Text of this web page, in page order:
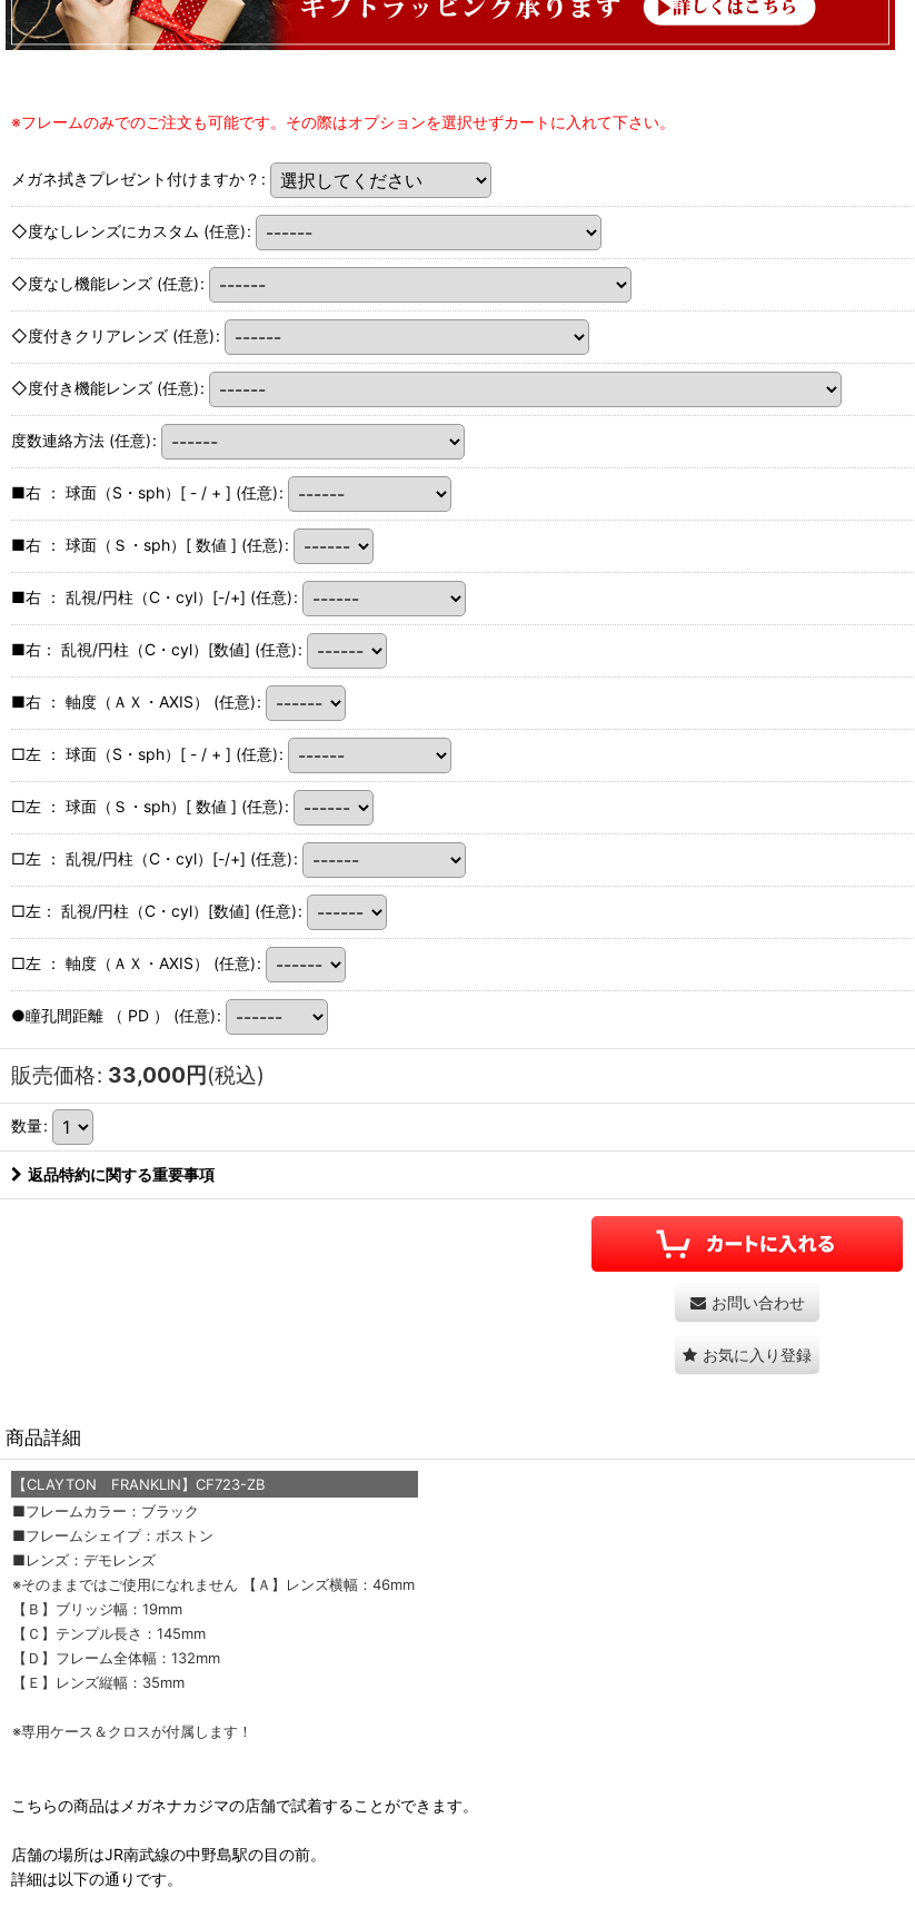
※フレームのみでのご注文も可能です。その際はオプションを選択せずカートに入れて下さい。
メガネ拭きプレゼント付けますか？ :
◇度なしレンズにカスタム (任意):
◇度なし機能レンズ (任意):
◇度付きクリアレンズ (任意):
◇度付き機能レンズ (任意):
度数連絡方法 (任意):
■右 ： 球面（S・sph）[ - / + ] (任意):
■右 ： 球面（Ｓ・sph）[ 数値 ] (任意):
■右 ： 乱視/円柱（C・cyl）[-/+] (任意):
■右： 乱視/円柱（C・cyl）[数値] (任意):
■右 ： 軸度（ＡＸ・AXIS） (任意):
□左 ： 球面（S・sph）[ - / + ] (任意):
□左 ： 球面（Ｓ・sph）[ 数値 ] (任意):
□左 ： 乱視/円柱（C・cyl）[-/+] (任意):
□左： 乱視/円柱（C・cyl）[数値] (任意):
□左 ： 軸度（ＡＸ・AXIS） (任意):
●瞳孔間距離 （ PD ） (任意):
販売価格: 33,000 円 (税込)
数量:
返品特約に関する重要事項
お問い合わせ
お気に入り登録
商品詳細
【CLAYTON FRANKLIN】CF723-ZB
■フレームカラー：ブラック
■フレームシェイプ：ボストン
■レンズ：デモレンズ
※そのままではご使用になれません 【Ａ】レンズ横幅：46mm
【Ｂ】ブリッジ幅：19mm
【Ｃ】テンプル長さ：145mm
【Ｄ】フレーム全体幅：132mm
【Ｅ】レンズ縦幅：35mm
※専用ケース＆クロスが付属します！
こちらの商品はメガネナカジマの店舗で試着することができます。
店舗の場所はJR南武線の中野島駅の目の前。
詳細は以下の通りです。